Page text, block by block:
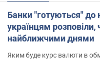
Банки "готуються" до
українцям розповіли,
найближчими днями
Яким буде курс валюти в